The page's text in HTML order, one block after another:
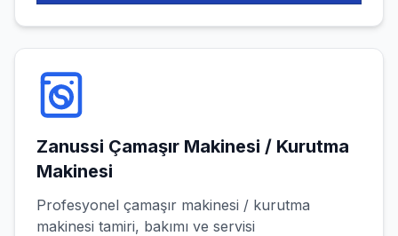
Zanussi Çamaşır Makinesi / Kurutma
Makinesi
Profesyonel çamaşır makinesi / kurutma
makinesi tamiri, bakımı ve servisi